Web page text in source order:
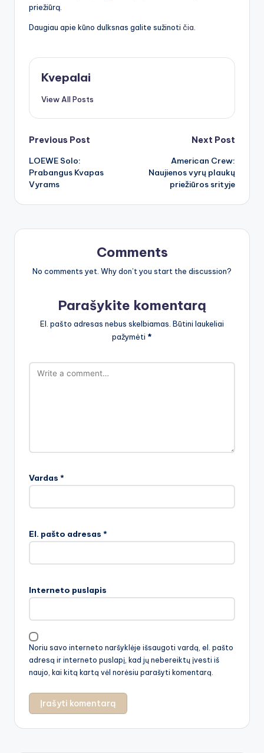
priežiūrą.
Daugiau apie kūno dulksnas galite sužinoti čia.
Kvepalai
View All Posts
Post
navigation
Previous Post
LOEWE Solo:
Prabangus Kvapas
Vyrams
Next Post
American Crew:
Naujienos vyrų plaukų
priežiūros srityje
Comments
No comments yet. Why don’t you start the discussion?
Parašykite komentarą
El. pašto adresas nebus skelbiamas. Būtini laukeliai
pažymėti *
Vardas *
El. pašto adresas *
Interneto puslapis
Noriu savo interneto naršyklėje išsaugoti vardą, el. pašto
adresą ir interneto puslapį, kad jų nebereiktų įvesti iš
naujo, kai kitą kartą vėl norėsiu parašyti komentarą.